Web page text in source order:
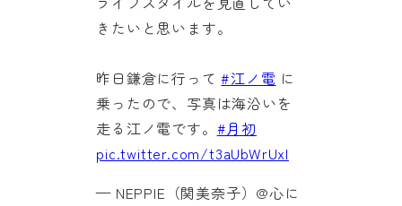
きたいと思います。
昨日鎌倉に行って#江ノ電 に
乗ったので、写真は海沿いを
走る江ノ電です。 #月初
pic.twitter.com/t3aUbWrUxI
— NEPPIE（関美奈子）@心に